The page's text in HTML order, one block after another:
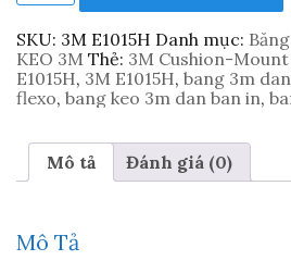
Flexo
3M
Cushion-
Mount
Plus
Mounting
E1015H
SKU: 3M E1015H Danh mục:
KEO 3M Thẻ: 3M Cushion-
E1015H, 3M E1015H, bang 3m
flexo, bang keo 3m dan ban in,
Mô tả Đánh giá (0)
Mô Tả